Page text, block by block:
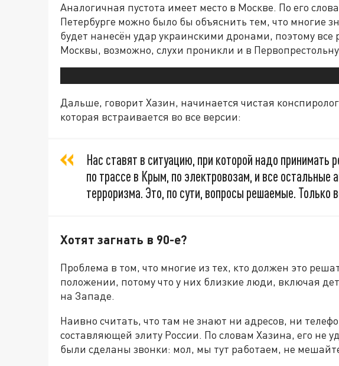
Аналогичная пустота имеет место в Москве. По его
Петербурге можно было бы объяснить тем, что многие
будет нанесён удар украинскими дронами, поэтому все
Москвы, возможно, слухи проникли и в
Дальше, говорит Хазин, начинается чистая
которая встраивается во все версии:
Нас ставят в ситуацию, при которой надо
по трассе в Крым, по электровозам, и все остальные
терроризма. Это, по сути, вопросы решаемые. Только
Хотят загнать в 90-е?
Проблема в том, что многие из тех, кто должен это
положении, потому что у них близкие люди, включая
на Западе.
Наивно считать, что там не знают ни адресов, ни
составляющей элиту России. По словам Хазина, его не
были сделаны звонки: мол, мы тут работаем, не